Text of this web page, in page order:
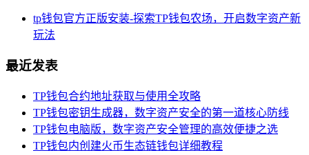
tp钱包官方正版安装-探索TP钱包农场，开启数字资产新
玩法
最近发表
TP钱包合约地址获取与使用全攻略
TP钱包密钥生成器，数字资产安全的第一道核心防线
TP钱包电脑版，数字资产安全管理的高效便捷之选
TP钱包内创建火币生态链钱包详细教程